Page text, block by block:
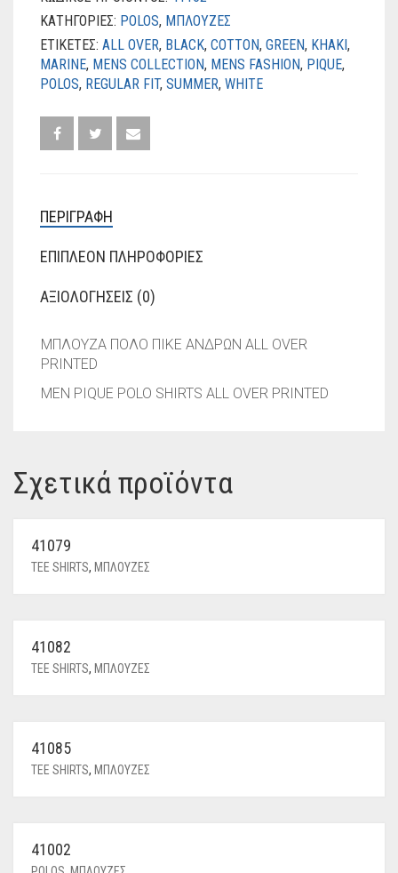
ΚΑΤΗΓΟΡΊΕΣ: POLOS, ΜΠΛΟΥΖΕΣ
ΕΤΙΚΈΤΕΣ: ALL OVER, BLACK, COTTON, GREEN, KHAKI,
MARINE, MENS COLLECTION, MENS FASHION, PIQUE,
POLOS, REGULAR FIT, SUMMER, WHITE
ΠΕΡΙΓΡΑΦΉ
ΕΠΙΠΛΈΟΝ ΠΛΗΡΟΦΟΡΊΕΣ
ΑΞΙΟΛΟΓΉΣΕΙΣ (0)
ΜΠΛΟΥΖΑ ΠΟΛΟ ΠΙΚΕ ΑΝΔΡΩΝ ALL OVER
PRINTED
MEN PIQUE POLO SHIRTS ALL OVER PRINTED
Σχετικά προϊόντα
41079
TEE SHIRTS, ΜΠΛΟΥΖΕΣ
41082
TEE SHIRTS, ΜΠΛΟΥΖΕΣ
41085
TEE SHIRTS, ΜΠΛΟΥΖΕΣ
41002